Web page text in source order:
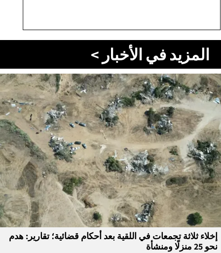
المزيد في الأخبار >
إخلاء ثلاثة تجمعات في اللقية بعد أحكام قضائية؛ تقارير: هدم
نحو 25 منزلًا ومنشأة